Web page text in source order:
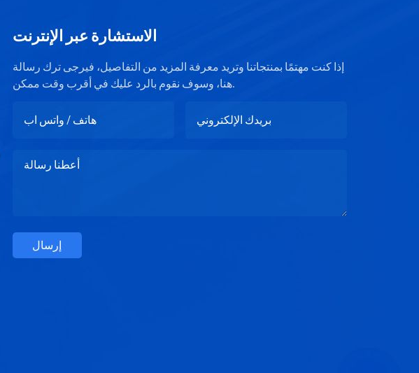
الاستشارة عبر الإنترنت
إذا كنت مهتمًا بمنتجاتنا وتريد معرفة المزيد من التفاصيل، فيرجى ترك رسالة
هنا، وسوف نقوم بالرد عليك في أقرب وقت ممكن.
إرسال